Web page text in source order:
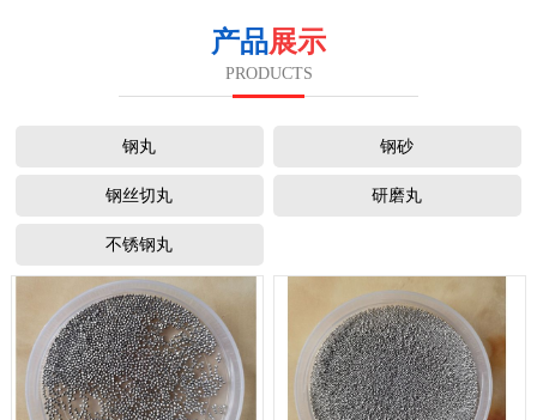
产品展示
PRODUCTS
钢丸 钢砂
钢丝切丸 研磨丸
不锈钢丸